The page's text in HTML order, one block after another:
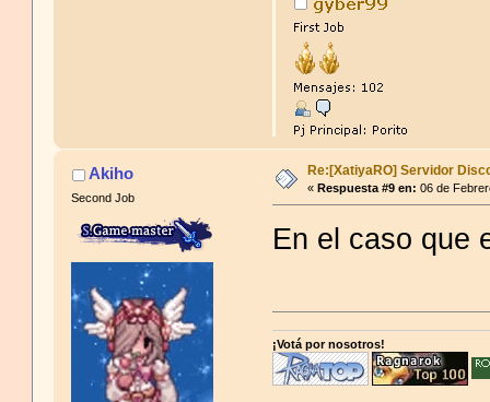
Cita de: Inquim en 25 de Agosto de
xatiya no existe atontaos
Akiho
Second Job
Re:[XatiyaRO] Servidor
«Respuesta #9 en: 06 de
En el caso que
¡Votá por nosotros!